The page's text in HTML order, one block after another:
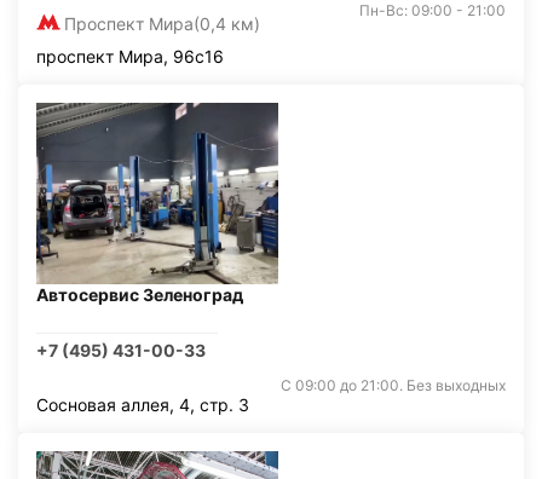
Проспект Мира(0,4 км)
Пн-Вс: 09:00 - 21:00
проспект Мира, 96с16
Автосервис Зеленоград
+7 (495) 431-00-33
С 09:00 до 21:00. Без выходных
Сосновая аллея, 4, стр. 3